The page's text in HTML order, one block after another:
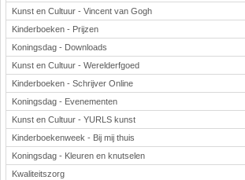
Kunst en Cultuur - Vincent van Gogh
Kinderboeken - Prijzen
Koningsdag - Downloads
Kunst en Cultuur - Werelderfgoed
Kinderboeken - Schrijver Online
Koningsdag - Evenementen
Kunst en Cultuur - YURLS kunst
Kinderboekenweek - Bij mij thuis
Koningsdag - Kleuren en knutselen
Kwaliteitszorg